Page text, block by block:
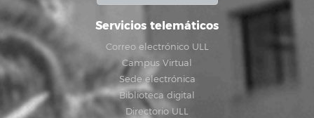
Servicios telemáticos
Correo electrónico ULL
Campus Virtual
Sede electrónica
Biblioteca digital
Directorio ULL